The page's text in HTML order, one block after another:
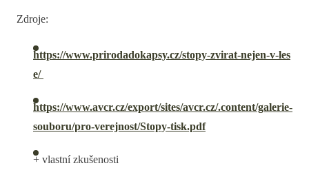
Zdroje:
https://www.prirodadokapsy.cz/stopy-zvirat-nejen-v-les
e/
https://www.avcr.cz/export/sites/avcr.cz/.content/galerie-
souboru/pro-verejnost/Stopy-tisk.pdf
+ vlastní zkušenosti